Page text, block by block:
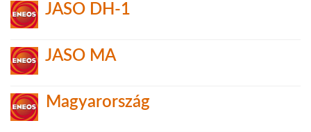
JASO DH-1
JASO MA
Magyarország